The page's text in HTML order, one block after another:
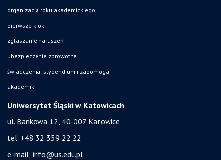
organizacja roku akademickiego
pierwsze kroki
zgłaszanie naruszeń
ubezpieczenie zdrowotne
świadczenia: stypendium i zapomoga
akademiki
Uniwersytet Śląski w Katowicach
ul. Bankowa 12, 40-007 Katowice
tel. +48 32 359 22 22
e-mail: info@us.edu.pl